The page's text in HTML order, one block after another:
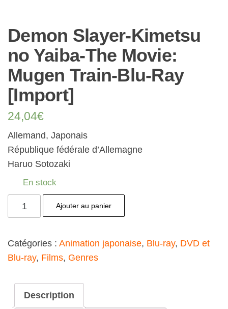
Demon Slayer-Kimetsu
no Yaiba-The Movie:
Mugen Train-Blu-Ray
[Import]
24,04€
Allemand, Japonais
République fédérale d’Allemagne
Haruo Sotozaki
En stock
quantité
de
Slayer-
Kimetsu
Yaiba-
Ajouter au panier
Catégories : Animation japonaise, Blu-ray, DVD et
Blu-ray, Films, Genres
Description